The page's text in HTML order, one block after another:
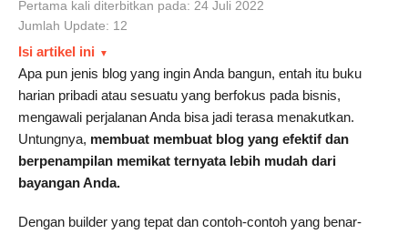
Pertama kali diterbitkan pada: 24 Juli 2022
Jumlah Update: 12
Isi artikel ini
Apa pun jenis blog yang ingin Anda bangun, entah itu buku
harian pribadi atau sesuatu yang berfokus pada bisnis,
mengawali perjalanan Anda bisa jadi terasa menakutkan.
Untungnya, membuat membuat blog yang efektif dan
berpenampilan memikat ternyata lebih mudah dari
bayangan Anda.
Dengan builder yang tepat dan contoh-contoh yang benar-